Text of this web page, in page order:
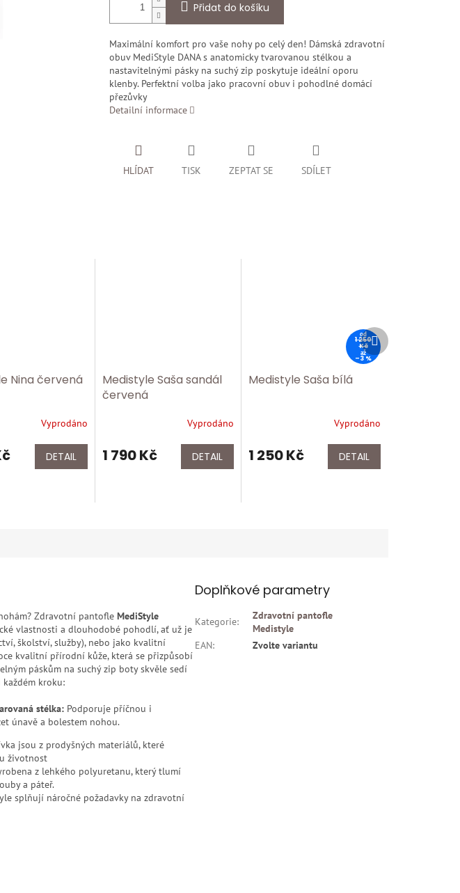
Přidat do košíku
Maximální komfort pro vaše nohy po celý den! Dámská zdravotní
obuv MediStyle DANA s anatomicky tvarovanou stélkou a
nastavitelnými pásky na suchý zip poskytuje ideální oporu
klenby. Perfektní volba jako pracovní obuv i pohodlné domácí
přezůvky
Detailní informace
TISK ZEPTAT SE
HLÍDAT SDÍLET
Nina červená
Vyprodáno
DETAIL
Medistyle Saša sandál
červená
Vyprodáno
1 790 Kč DETAIL
od
1 250
Kč
až
–3 %
Medistyle Saša bílá
Vyprodáno
1 250 Kč DETAIL
Další
produkt
Zdravotní pantofle MediStyle
vlastnosti a dlouhodobé pohodlí, ať už je
školství, služby), nebo jako kvalitní
kvalitní přírodní kůže, která se přizpůsobí
páskům na suchý zip boty skvěle sedí
kroku:
stélka: Podporuje příčnou i
únavě a bolestem nohou.
jsou z prodyšných materiálů, které
životnost
z lehkého polyuretanu, který tlumí
a páteř.
splňují náročné požadavky na zdravotní
Doplňkové parametry
Kategorie:
Zdravotní pantofle
Medistyle
EAN: Zvolte variantu